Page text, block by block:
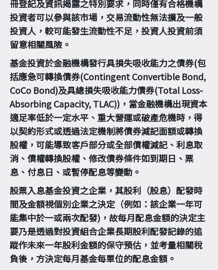
冊登記及資訊揭露之特別要求，同時僅有合格機構
投資者可以參與該市場，交易流動性無法擴及一般
投資人，較可能發生流動性不足，投資人投資前須
留意相關風險。
基金投資於金融機構發行具損失吸收能力之債券(包
括應急可轉換債券(Contingent Convertible Bond,
CoCo Bond)及具總損失吸收能力債券(Total Loss-
Absorbing Capacity, TLAC))，當金融機構出現資本
適足率低於一定水平、重大營運或破產危機時，得
以契約形式或透過法定機制將債券減記面額或轉換
股權，可能導致客戶部分或全部債權減記、利息取
消、債權轉換股權、修改債券條件如到期日、票
息、付息日、或暫停配息等變動。
股票入息基金投資之企業，其股利（股息）配發時
間及金額視個別企業之決定（例如：該企業一年可
能集中於一或兩次配發)，故每月配息金額的決定主
要乃是透過對投資組合企業長期股利配發記錄的追
蹤作未來一年股利金額的保守預估，並考量相關稅
負後，方決定每月基金每單位的配息金額。